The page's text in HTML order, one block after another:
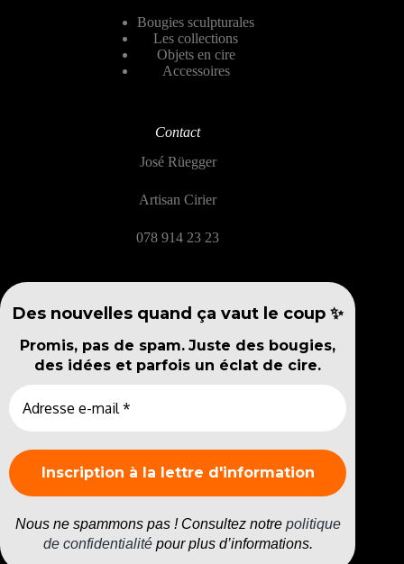
Bougies sculpturales
Les collections
Objets en cire
Accessoires
Contact
José Rüegger
Artisan Cirier
078 914 23 23
Des nouvelles quand ça vaut le coup ✨
Promis, pas de spam. Juste des bougies,
des idées et parfois un éclat de cire.
Nous ne spammons pas ! Consultez notre politique
de confidentialitépour plus d’informations.